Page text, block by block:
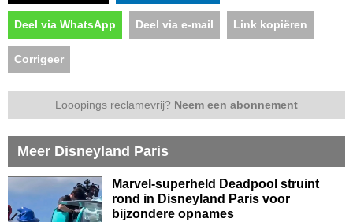
Deel via WhatsApp Deel via e-mail Link kopiëren
Corrigeer
Looopings reclamevrij? Neem een abonnement
Meer Disneyland Paris
Marvel-superheld Deadpool struint
rond in Disneyland Paris voor
bijzondere opnames